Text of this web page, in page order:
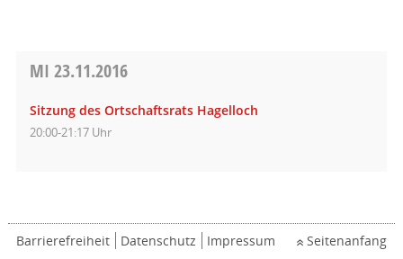
MI 23.11.2016
Sitzung des Ortschaftsrats Hagelloch
20:00-21:17 Uhr
Barrierefreiheit Datenschutz Impressum Seitenanfang